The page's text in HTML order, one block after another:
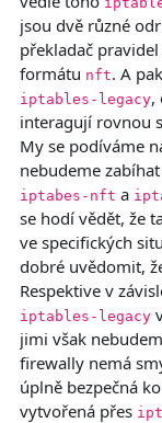
jsou dvě různé
překladač
formátu nft. A
iptables-legacy,
interagují rovnou
My se podíváme
nebudeme
iptabes-nft a
se hodí vědět, že
ve specifických
dobré uvědomit,
Respektive v
iptables-legacy
jimi však
firewally nemá
úplně bezpečná
vytvořená přes